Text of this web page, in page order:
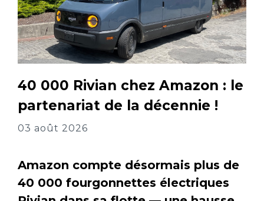
40 000 Rivian chez Amazon : le
partenariat de la décennie !
03 août 2026
Amazon compte désormais plus de
40 000 fourgonnettes électriques